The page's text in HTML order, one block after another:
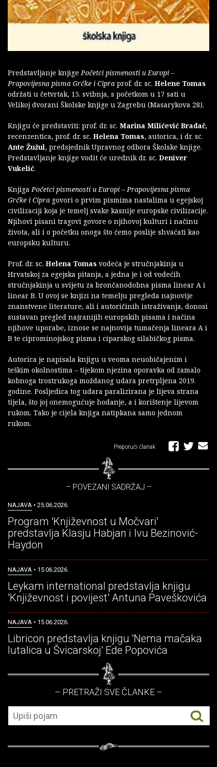
Predstavljanje knjigePočetci pismenosti u Europi –
Prapovijesna pisma Grčke i Cipra prof. dr. sc. Helene Tomas
održati u četvrtak, 15. svibnja, s početkom u 17 sati u
Velikoj dvorani Školske knjige u Zagrebu (Masarykova 28).
Knjigu će predstaviti: prof. dr. sc. Marina Milićević Bradač,
recenzentica, prof. dr. sc. Helena Tomas, autorica, i dr. sc.
Ante Žužul, predsjednik Upravnog odbora Školske knjige.
Predstavljanje knjige vodit će urednik dr. sc. Deniver
Vukelić.
KnjigaPočetci pismenosti u Europi – Prapovijesna pisma
Grčke i Cipra govori o prvim pismima nastalima u egejskoj
civilizaciji koja je temelj svake kasnije europske civilizacije.
Njihovi pisani tragovi govore o njihovoj kulturi i načinu
života, ali i o početku onoga što ćemo poslije shvaćati kao
europsku kulturu.
Prof. dr. sc. Helena Tomas vodeća je stručnjakinja u
Hrvatskoj za egejska pitanja, a jedna je i od vodećih
stručnjakinja u svijetu za brončanodobna pisma linear A i
linear B. U ovoj se knjizi na temelju pregleda najnovije
znanstvene literature, ali i autoričinih istraživanja, donosi
sustavan pregled najranijih europskih pisama i načina
njihove uporabe, iznose se najnovija tumačenja lineara A i
B te ciprominojskog pisma i ciparskog silabičkog pisma.
Autorica je napisala knjigu u veoma neuobičajenim i
teškim okolnostima – tijekom njezina oporavka od zamalo
kobnoga trostrukoga moždanog udara pretrpljena 2019.
godine. Posljedica tog udara paralizirana je lijeva strana
tijela, što joj onemogućuje hodanje, a i korištenje lijevom
rukom. Tako je cijela knjiga natipkana samo jednom
rukom.
Preporuči članak
– POVEZANI SADRŽAJ –
NAJAVA • 25.06.2026.
Program 'Književnost u Močvari'
predstavlja Klasju Habjan i Ivu Bezinović-
Haydon
NAJAVA • 15.06.2026.
Leykam international predstavlja knjigu
'Književnost i povijest' Antuna Paveškovića
NAJAVA • 15.06.2026.
Libricon predstavlja knjigu 'Nema mačaka
lutalica u Švicarskoj' Ede Popovića
– PRETRAŽI SVE ČLANKE –